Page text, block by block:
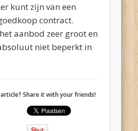
kunt zijn van een
contract.
aanbod zeer groot en
niet beperkt in
Share it with your friends!